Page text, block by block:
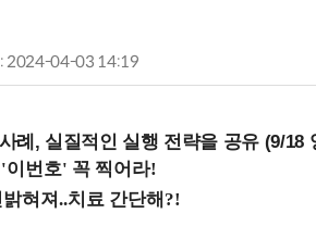
: 2024-04-03 14:19
례, 실질적인 실행 전략을 공유 (9/18